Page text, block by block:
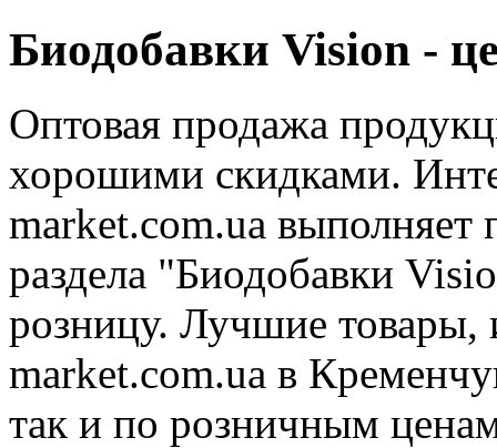
Биодобавки Vision -
Оптовая продажа
хорошими скидками.
market.com.ua
раздела "Биодобавки
розницу. Лучшие товары,
market.com.ua в
так и по розничным